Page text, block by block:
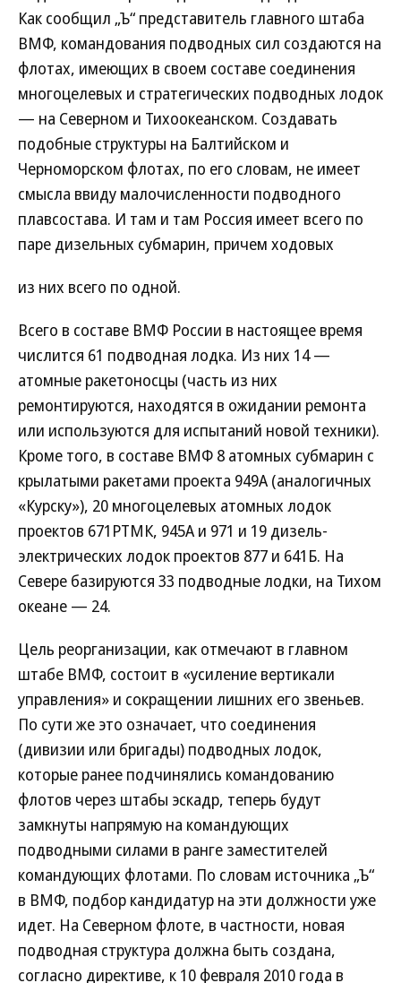
Как сообщил „Ъ“ представитель главного штаба
ВМФ, командования подводных сил создаются на
флотах, имеющих в своем составе соединения
многоцелевых и стратегических подводных лодок
— на Северном и Тихоокеанском. Создавать
подобные структуры на Балтийском и
Черноморском флотах, по его словам, не имеет
смысла ввиду малочисленности подводного
плавсостава. И там и там Россия имеет всего по
паре дизельных субмарин, причем ходовых
из них всего по одной.
Всего в составе ВМФ России в настоящее время
числится 61 подводная лодка. Из них 14 —
атомные ракетоносцы (часть из них
ремонтируются, находятся в ожидании ремонта
или используются для испытаний новой техники).
Кроме того, в составе ВМФ 8 атомных субмарин с
крылатыми ракетами проекта 949А (аналогичных
«Курску»), 20 многоцелевых атомных лодок
проектов 671РТМК, 945А и 971 и 19 дизель-
электрических лодок проектов 877 и 641Б. На
Севере базируются 33 подводные лодки, на Тихом
океане — 24.
Цель реорганизации, как отмечают в главном
штабе ВМФ, состоит в «усиление вертикали
управления» и сокращении лишних его звеньев.
По сути же это означает, что соединения
(дивизии или бригады) подводных лодок,
которые ранее подчинялись командованию
флотов через штабы эскадр, теперь будут
замкнуты напрямую на командующих
подводными силами в ранге заместителей
командующих флотами. По словам источника „Ъ“
в ВМФ, подбор кандидатур на эти должности уже
идет. На Северном флоте, в частности, новая
подводная структура должна быть создана,
согласно директиве, к 10 февраля 2010 года в